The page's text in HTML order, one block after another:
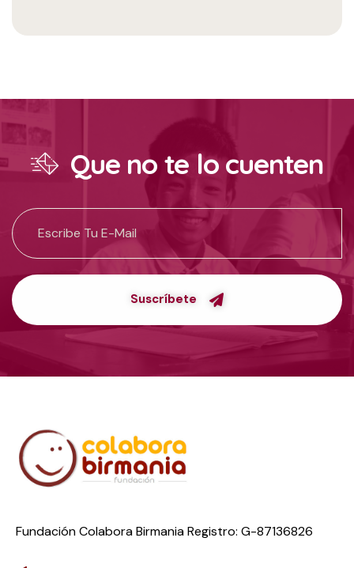
Que no te lo cuenten
Suscríbete
Fundación Colabora Birmania Registro: G-87136826